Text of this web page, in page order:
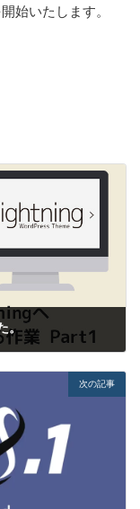
始いたします。
。
次の記事